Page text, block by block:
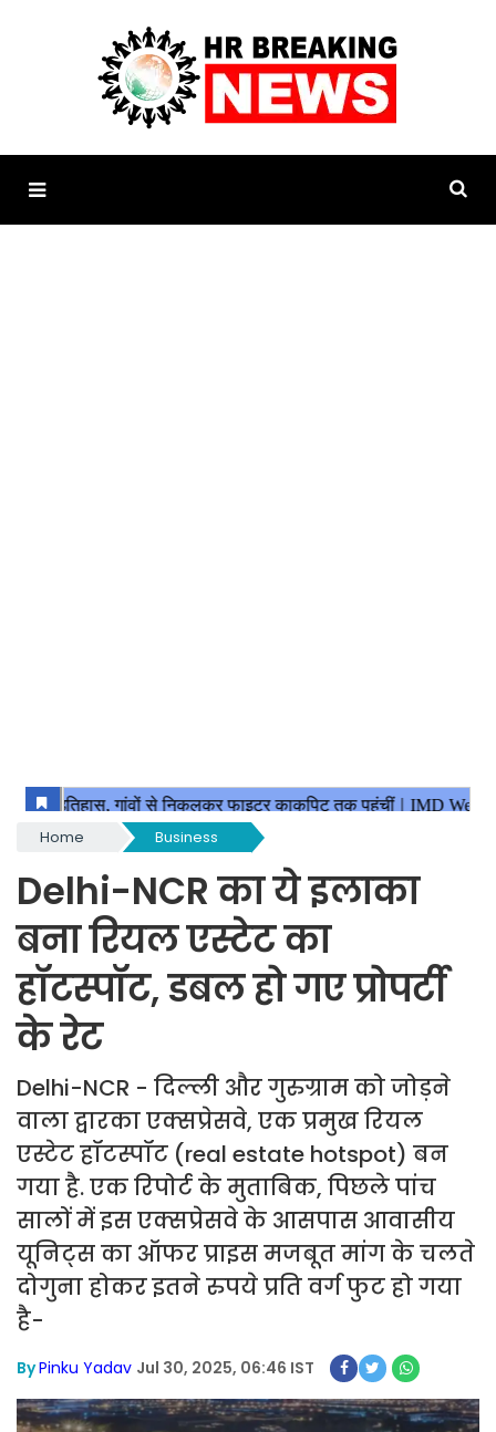
Home Business
Delhi-NCR का ये इलाका
बना रियल एस्टेट का
हॉटस्पॉट, डबल हो गए प्रोपर्टी
के रेट
Delhi-NCR - दिल्ली और गुरुग्राम को जोड़ने
वाला द्वारका एक्सप्रेसवे, एक प्रमुख रियल
एस्टेट हॉटस्पॉट (real estate hotspot) बन
गया है. एक रिपोर्ट के मुताबिक, पिछले पांच
सालों में इस एक्सप्रेसवे के आसपास आवासीय
यूनिट्स का ऑफर प्राइस मजबूत मांग के चलते
दोगुना होकर इतने रुपये प्रति वर्ग फुट हो गया
है-
ByPinku Yadav Jul 30, 2025, 06:46 IST